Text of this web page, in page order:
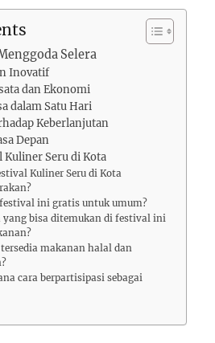
Selera
Inovatif
dan Ekonomi
dalam Satu Hari
Keberlanjutan
Depan
Kuliner Seru di Kota
Kuliner Seru di Kota
ini gratis untuk umum?
yang bisa ditemukan di festival ini
makanan halal dan
cara berpartisipasi sebagai